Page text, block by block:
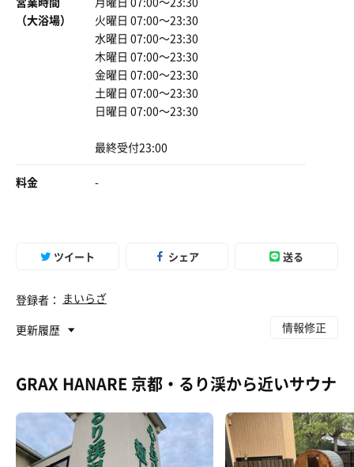
（大浴場）
火曜日 07:00〜23:30
水曜日 07:00〜23:30
木曜日 07:00〜23:30
金曜日 07:00〜23:30
土曜日 07:00〜23:30
日曜日 07:00〜23:30
最終受付23:00
料金 -
ツイート シェア 送る
登録者： まいらざ
更新履歴
情報修正
GRAX HANARE 京都・るり渓から近いサウナ